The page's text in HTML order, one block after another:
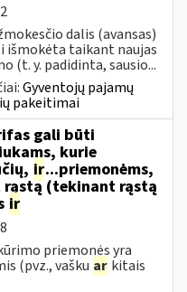
dalis (avansas)
išmokėta taikant naujas
(t. y. padidinta, sausio...
Gyventojų pajamų
pakeitimai
gali būti
kurie
ir...priemonėms,
rąstą (tekinant rąstą
ir
priemonės yra
(pvz., vašku ar kitais